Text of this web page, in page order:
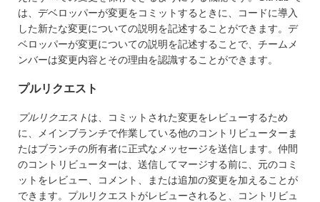
は、デベロッパーが変更をコミットするときに、コードに導入
した新たな変更についての説明を記述することができます。デ
ベロッパーが変更についての説明を記述することで、チームメ
ンバーは変更内容とその理由を認識することができます。
プルリクエスト
プルリクエストは、コミットされた変更をレビューするため
に、メインブランチで作業している他のコントリビューターま
たはブランチの所有者に正式なメッセージを送信します。仲間
のコントリビューターは、送信してマージする前に、元のコミ
ットをレビュー、コメント、または追加の変更を加えることが
できます。プルリクエストがレビューされると、コントリビュ